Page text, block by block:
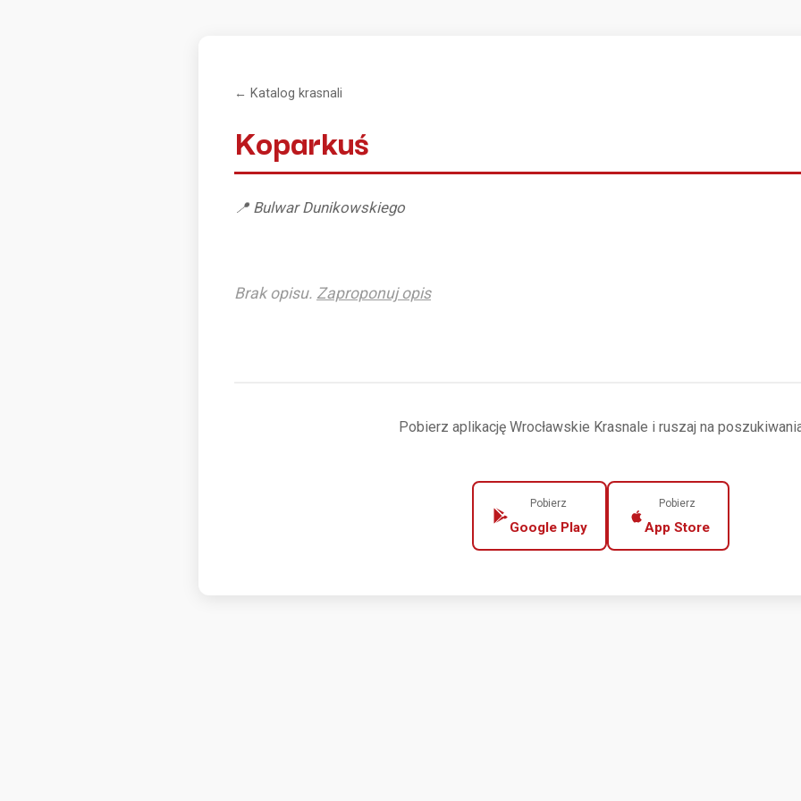
← Katalog krasnali
Koparkuś
📍 Bulwar Dunikowskiego
Brak opisu. Zaproponuj opis
Pobierz aplikację Wrocławskie Krasnale i ruszaj na
Pobierz
Google Play
Pobierz
App Store